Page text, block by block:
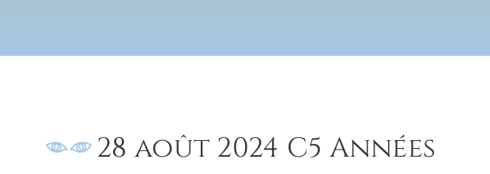
28 août 2024 C5 Années